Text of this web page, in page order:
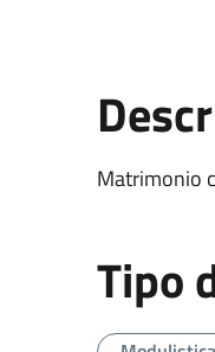
Matrimonio
Tipo